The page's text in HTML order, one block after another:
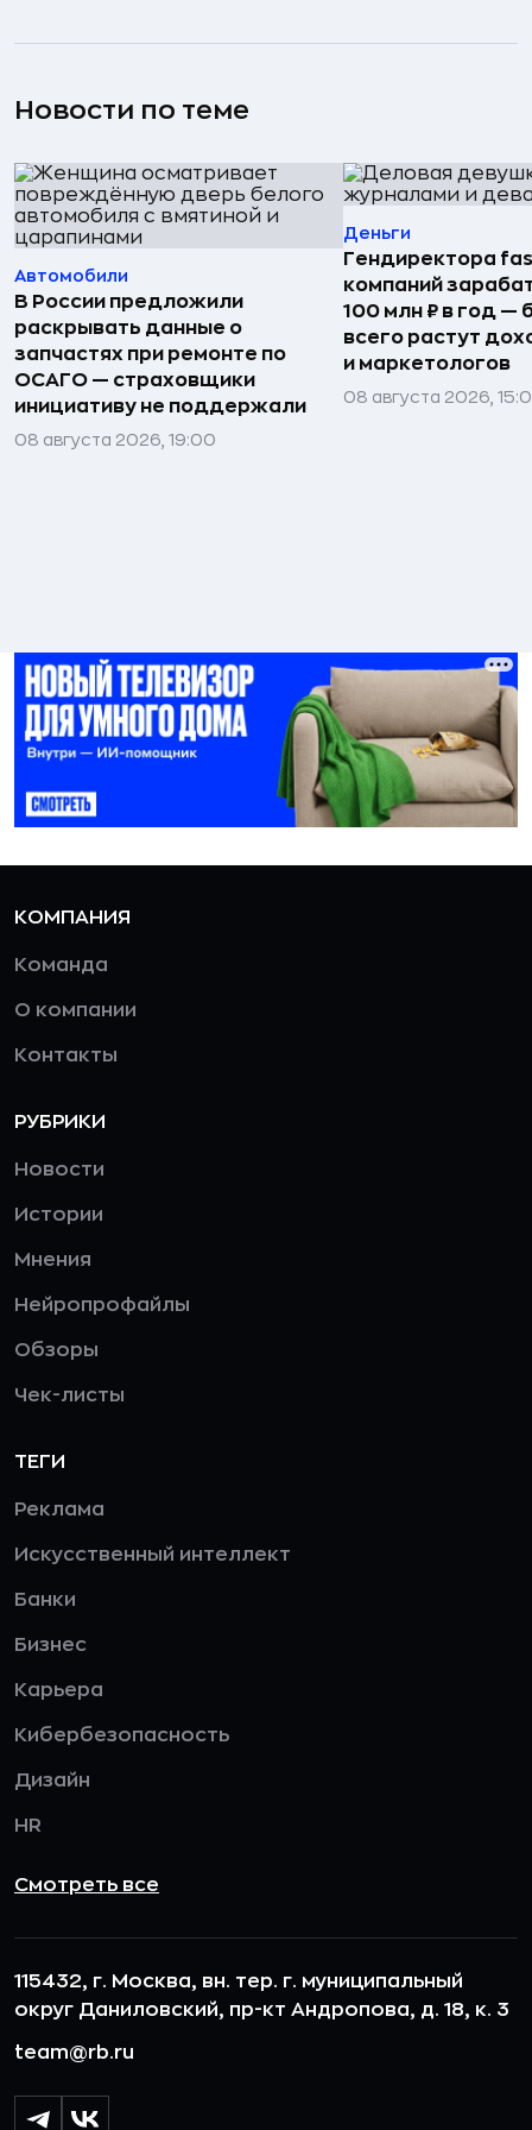
Новости по теме
Автомобили
В России предложили
раскрывать данные о
запчастях при ремонте по
ОСАГО — страховщики
инициативу не поддержали
08 августа 2026, 19:00
Деньги
Гендиректора
компаний
100 млн ₽ в год —
всего растут
и маркетологов
08 августа 2026,
КОМПАНИЯ
Команда
О компании
Контакты
РУБРИКИ
Новости
Истории
Мнения
Нейропрофайлы
Обзоры
Чек-листы
ТЕГИ
Реклама
Искусственный интеллект
Банки
Бизнес
Карьера
Кибербезопасность
Дизайн
HR
Смотреть все
115432, г. Москва, вн. тер. г. муниципальный
округ Даниловский, пр-кт Андропова, д. 18, к. 3
team@rb.ru